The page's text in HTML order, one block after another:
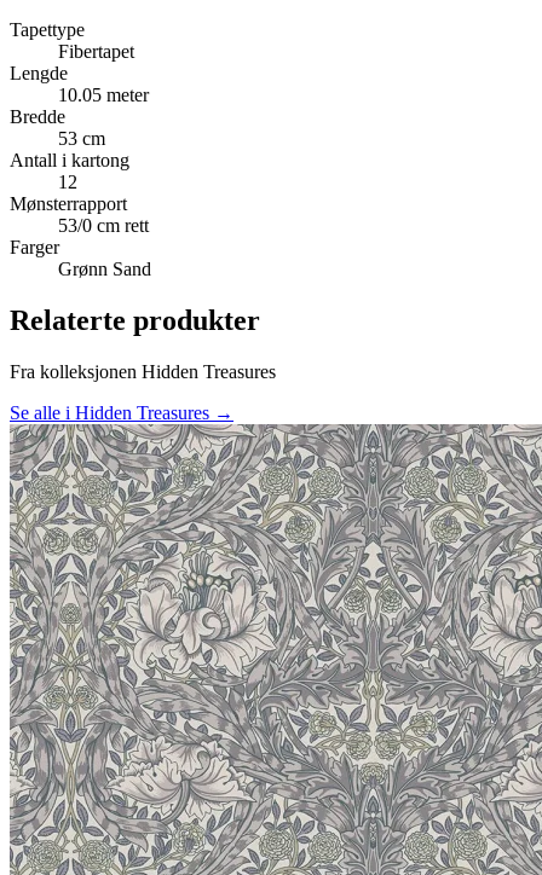
Tapettype
Fibertapet
Lengde
10.05 meter
Bredde
53 cm
Antall i kartong
12
Mønsterrapport
53/0 cm rett
Farger
Grønn Sand
Relaterte produkter
Fra kolleksjonen Hidden Treasures
Se alle i Hidden Treasures →